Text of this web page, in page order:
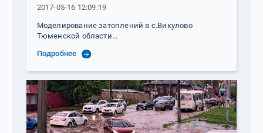
2017-05-16 12:09:19
Моделирование затоплений в с.Викулово
Тюменской области...
Подробнее